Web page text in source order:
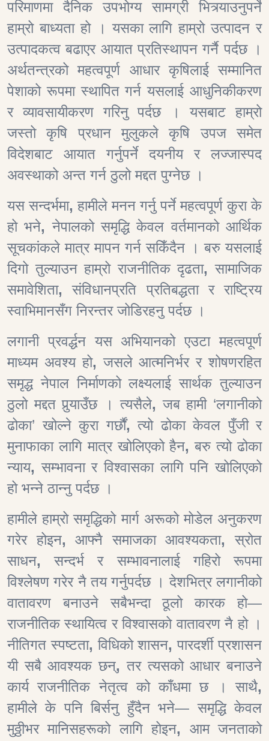
परिमाणमा दैनिक उपभोग्य सामग्री भित्र्याउनुपर्ने
हाम्रो बाध्यता हो । यसका लागि हाम्रो उत्पादन र
उत्पादकत्व बढाएर आयात प्रतिस्थापन गर्नै पर्दछ ।
अर्थतन्त्रको महत्वपूर्ण आधार कृषिलाई सम्मानित
पेशाको रूपमा स्थापित गर्न यसलाई आधुनिकीकरण
र व्यावसायीकरण गरिनु पर्दछ । यसबाट हाम्रो
जस्तो कृषि प्रधान मुलुकले कृषि उपज समेत
विदेशबाट आयात गर्नुपर्ने दयनीय र लज्जास्पद
अवस्थाको अन्त गर्न ठुलो मद्दत पुग्नेछ ।
यस सन्दर्भमा,हामीले मनन गर्नु पर्ने महत्वपूर्ण कुरा के
हो भने,नेपालको समृद्धि केवल वर्तमानको आर्थिक
सूचकांकले मात्र मापन गर्न सकिँदैन । बरु यसलाई
दिगो तुल्याउन हाम्रो राजनीतिक दृढता,सामाजिक
समावेशिता,संविधानप्रति प्रतिबद्धता र राष्ट्रिय
स्वाभिमानसँग निरन्तर जोडिरहनु पर्दछ ।
लगानी प्रवर्द्धन यस अभियानको एउटा महत्वपूर्ण
माध्यम अवश्य हो,जसले आत्मनिर्भर र शोषणरहित
समृद्ध नेपाल निर्माणको लक्ष्यलाई सार्थक तुल्याउन
ठुलो मद्दत पुर्‍याउँछ । त्यसैले,जब हामी ‘लगानीको
ढोका’ खोल्ने कुरा गर्छौं,त्यो ढोका केवल पुँजी र
मुनाफाका लागि मात्र खोलिएको हैन,बरु त्यो ढोका
न्याय,सम्भावना र विश्वासका लागि पनि खोलिएको
हो भन्ने ठान्नु पर्दछ ।
हामीले हाम्रो समृद्धिको मार्ग अरूको मोडेल अनुकरण
गरेर होइन,आफ्नै समाजका आवश्यकता,स्रोत
साधन,सन्दर्भ र सम्भावनालाई गहिरो रूपमा
विश्लेषण गरेर नै तय गर्नुपर्दछ । देशभित्र लगानीको
वातावरण बनाउने सबैभन्दा ठूलो कारक हो—
राजनीतिक स्थायित्व र विश्वासको वातावरण नै हो ।
नीतिगत स्पष्टता,विधिको शासन,पारदर्शी प्रशासन
यी सबै आवश्यक छन्,तर त्यसको आधार बनाउने
कार्य राजनीतिक नेतृत्व को काँधमा छ । साथै,
हामीले के पनि बिर्सनु हुँदैन भने— समृद्धि केवल
मुठ्ठीभर मानिसहरूको लागि होइन, आम जनताको